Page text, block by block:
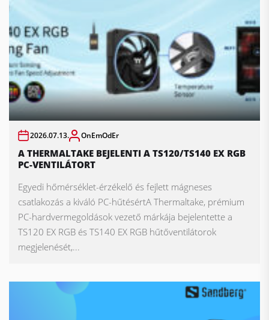
2026.07.13. OnEmOdEr
A THERMALTAKE BEJELENTI A TS120/TS140 EX RGB
PC-VENTILÁTORT
Egyedi hőmérséklet-érzékelő és fejlett mágneses
csatlakozás a kiváló PC-hűtésértA Thermaltake, prémium
PC-hardvermegoldások vezető márkája bejelentette a
TS120 EX RGB és TS140 EX RGB hűtőventilátorok
megjelenését,...